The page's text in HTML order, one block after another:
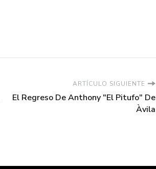
ARTÍCULO SIGUIENTE
El Regreso De Anthony "El Pitufo" De
Àvila